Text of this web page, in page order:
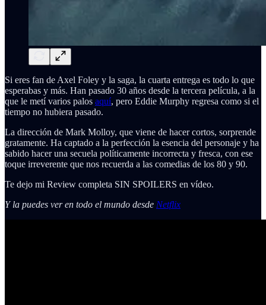
Si eres fan de Axel Foley y la saga, la cuarta entrega es todo lo que
esperabas y más. Han pasado 30 años desde la tercera película, a la
que le metí varios palos aquí, pero Eddie Murphy regresa como si el
tiempo no hubiera pasado.
La dirección de Mark Molloy, que viene de hacer cortos, sorprende
gratamente. Ha captado a la perfección la esencia del personaje y ha
sabido hacer una secuela políticamente incorrecta y fresca, con ese
toque irreverente que nos recuerda a las comedias de los 80 y 90.
Te dejo mi Review completa SIN SPOILERS en vídeo.
Y la puedes ver en todo el mundo desde Netflix